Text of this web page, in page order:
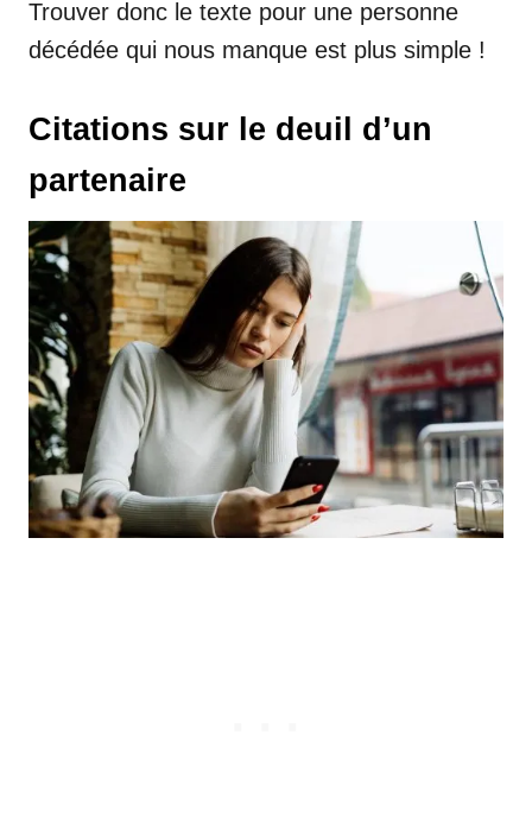
Trouver donc le texte pour une personne
décédée qui nous manque est plus simple !
Citations sur le deuil d’un
partenaire